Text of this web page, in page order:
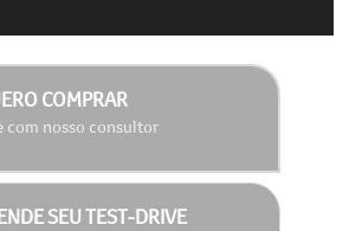
COMPRAR
com nosso consultor
SEU TEST-DRIVE